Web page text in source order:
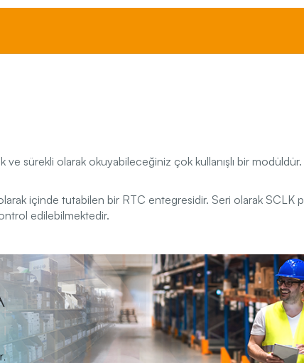
ve sürekli olarak okuyabileceğiniz çok kullanışlı bir
içinde tutabilen bir RTC entegresidir. Seri olarak SCLK
edilebilmektedir.